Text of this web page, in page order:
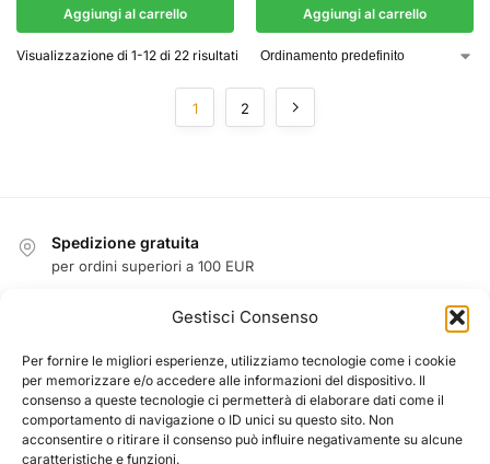
Gestisci Consenso
Per fornire le migliori esperienze, utilizziamo tecnologie come i cookie
per memorizzare e/o accedere alle informazioni del dispositivo. Il
consenso a queste tecnologie ci permetterà di elaborare dati come il
comportamento di navigazione o ID unici su questo sito. Non
acconsentire o ritirare il consenso può influire negativamente su alcune
caratteristiche e funzioni.
Aggiungi al carrello Aggiungi al carrello
Visualizzazione di 1-12 di 22 risultati
1 2
Spedizione gratuita
per ordini superiori a 100 EUR
garanzia di rimborso
Garanzia
1 anno di garanzia su tutti i prodotti
Pagamento sicuro garantito
PayPal / MasterCard / Visa